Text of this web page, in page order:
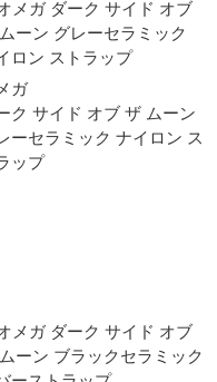
ガ
ク サイド オブ ザ ムー ン
ーセラミック ナイロン ス
ッ プ